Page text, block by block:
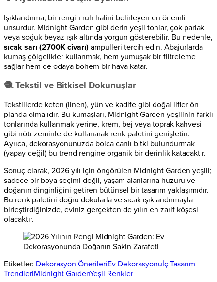
Işıklandırma, bir rengin ruh halini belirleyen en önemli
unsurdur. Midnight Garden gibi derin yeşil tonlar, çok parlak
veya soğuk beyaz ışık altında yorgun gösterebilir. Bu nedenle,
sıcak sarı (2700K civarı) ampulleri tercih edin. Abajurlarda
kumaş gölgelikler kullanmak, hem yumuşak bir filtreleme
sağlar hem de odaya bohem bir hava katar.
🧶 Tekstil ve Bitkisel Dokunuşlar
Tekstillerde keten (linen), yün ve kadife gibi doğal lifler ön
planda olmalıdır. Bu kumaşları, Midnight Garden yeşilinin farklı
tonlarında kullanmak yerine, krem, bej veya toprak kahvesi
gibi nötr zeminlerde kullanarak renk paletini genişletin.
Ayrıca, dekorasyonunuzda bolca canlı bitki bulundurmak
(yapay değil) bu trend rengine organik bir derinlik katacaktır.
Sonuç olarak, 2026 yılı için öngörülen Midnight Garden yeşili;
sadece bir boya seçimi değil, yaşam alanlarına huzuru ve
doğanın dinginliğini getiren bütünsel bir tasarım yaklaşımıdır.
Bu renk paletini doğru dokularla ve sıcak ışıklandırmayla
birleştirdiğinizde, eviniz gerçekten de yılın en zarif köşesi
olacaktır.
Etiketler: Dekorasyon ÖnerileriEv Dekorasyonuİç Tasarım
TrendleriMidnight GardenYeşil Renkler